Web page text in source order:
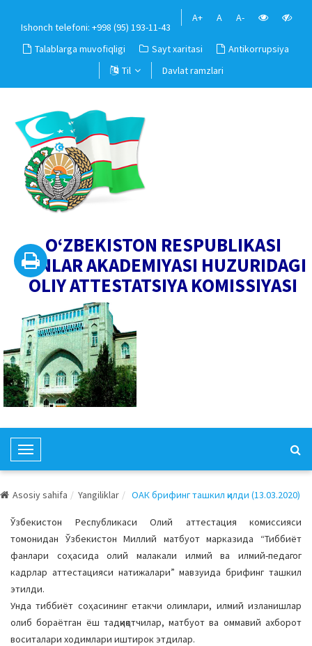
Ishonch telefoni: +998 (95) 193-11-43
A+ A A-
Talablarga muvofiqligi Sayt xaritasi
Antikorrupsiya
Til
Davlat ramzlari
O‘ZBEKISTON RESPUBLIKASI
FANLAR AKADEMIYASI HUZURIDAGI
OLIY ATTESTATSIYA KOMISSIYASI
T
o
g
l
e
N
a
v
g
a
Asosiy sahifa Yangiliklar ОАК брифинг ташкил қилди (13.03.2020)
Ўзбекистон Республикаси Олий аттестация комиссияси
томонидан Ўзбекистон Миллий матбуот марказида “Тиббиёт
фанлари соҳасида олий малакали илмий ва илмий-педагог
кадрлар аттестацияси натижалари” мавзуида брифинг ташкил
этилди.
Унда тиббиёт соҳасининг етакчи олимлари, илмий изланишлар
олиб бораётган ёш тадқиқотчилар, матбуот ва оммавий ахборот
воситалари ходимлари иштирок этдилар.